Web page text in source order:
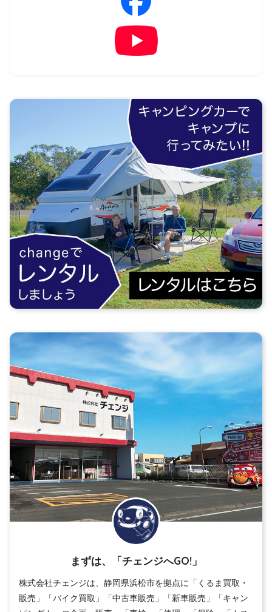
まずは、「チェンジへGO!」
株式会社チェンジは、静岡県浜松市を拠点に「くるま買取・
販売」「バイク買取」「中古車販売」「新車販売」「キャン